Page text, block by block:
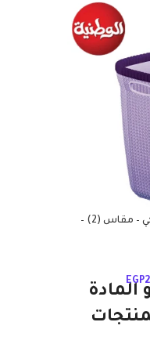
سبت غسيل بتصميم شبكي – مقاس (2) –
EGP
المادة